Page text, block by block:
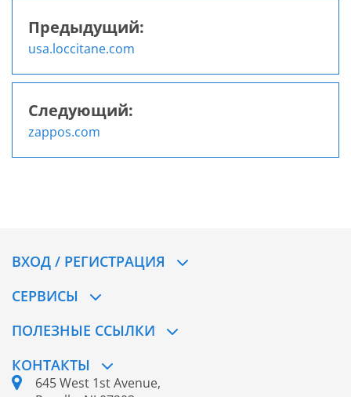
Навигация
по
записям
Предыдущий:
usa.loccitane.com
Следующий:
zappos.com
ВХОД / РЕГИСТРАЦИЯ
СЕРВИСЫ
ПОЛЕЗНЫЕ ССЫЛКИ
КОНТАКТЫ
645 West 1st Avenue,